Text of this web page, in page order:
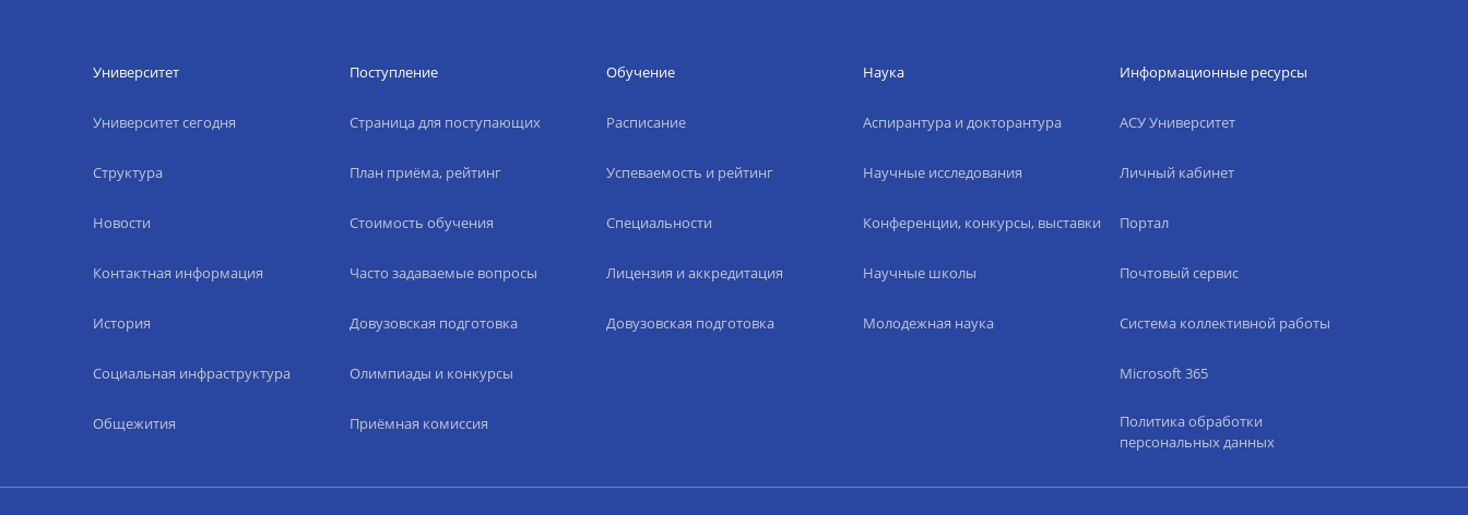
Университет
Университет сегодня
Структура
Новости
Контактная информация
История
Социальная инфраструктура
Общежития
Поступление
Страница для поступающих
План приёма, рейтинг
Стоимость обучения
Часто задаваемые вопросы
Довузовская подготовка
Олимпиады и конкурсы
Приёмная комиссия
Обучение
Расписание
Успеваемость и рейтинг
Специальности
Лицензия и аккредитация
Довузовская подготовка
Наука
Аспирантура и докторантура
Научные исследования
Конференции, конкурсы, выставки
Научные школы
Молодежная наука
Информационные ресурсы
АСУ Университет
Личный кабинет
Портал
Почтовый сервис
Система коллективной работы
Microsoft 365
Политика обработки
персональных данных